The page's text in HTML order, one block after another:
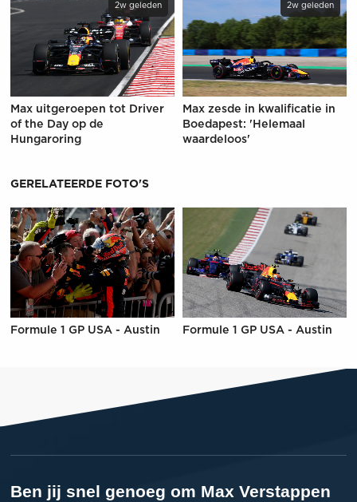
2w geleden
Max uitgeroepen tot Driver
of the Day op de
Hungaroring
2w geleden
Max zesde in kwalificatie in
Boedapest: 'Helemaal
waardeloos'
GERELATEERDE FOTO'S
Formule 1 GP USA - Austin Formule 1 GP USA - Austin
Ben jij snel genoeg om Max Verstappen